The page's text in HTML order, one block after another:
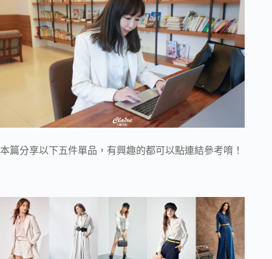
本篇分享以下五件單品，有興趣的都可以點連結參考唷！